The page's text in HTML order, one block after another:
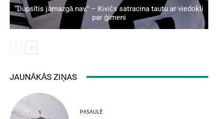
“Dupsītis jāmazgā nav,” – Kivičs satracina tautu ar viedokli
par ģimeni
JAUNĀKĀS ZIŅAS
PASAULĒ